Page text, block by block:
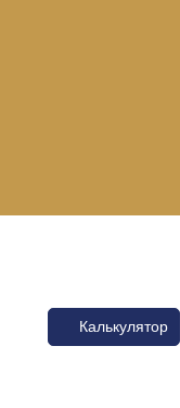
Калькулятор